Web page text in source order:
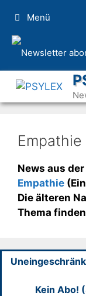
Inhalt
springen
Menü
Empathie
News aus
Empathie
Die älteren
Thema
Kein Abo!